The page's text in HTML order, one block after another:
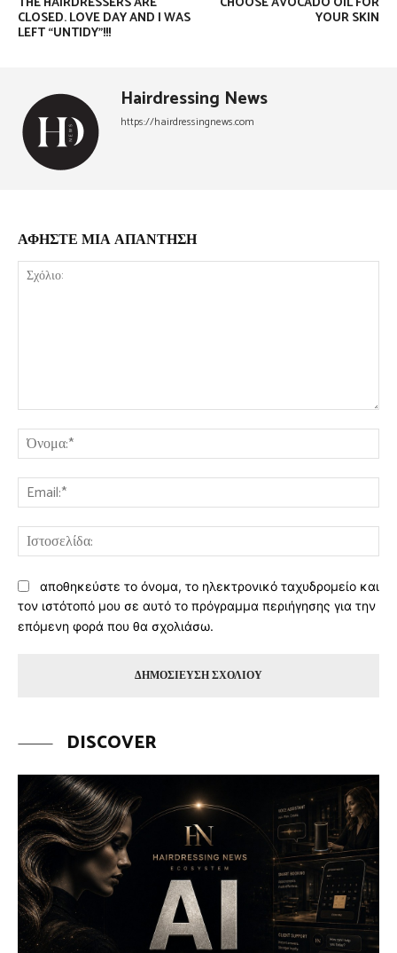
CLOSED. LOVE DAY AND I WAS
LEFT “UNTIDY”!!!
YOUR SKIN
Hairdressing News
https://hairdressingnews.com
ΑΦΗΣΤΕ ΜΙΑ ΑΠΑΝΤΗΣΗ
αποθηκεύστε το όνομα, το ηλεκτρονικό ταχυδρομείο και
τον ιστότοπό μου σε αυτό το πρόγραμμα περιήγησης για την
επόμενη φορά που θα σχολιάσω.
DISCOVER